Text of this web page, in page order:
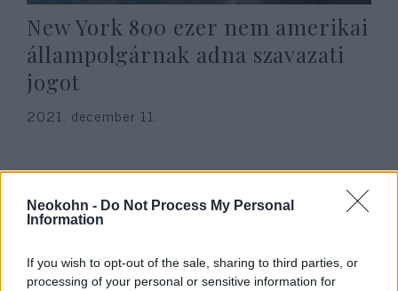
Neokohn - Do Not Process My Personal
Information
If you wish to opt-out of the sale, sharing to third parties, or
processing of your personal or sensitive information for
New York 800 ezer nem amerikai
állampolgárnak adna szavazati
jogot
2021. december 11.